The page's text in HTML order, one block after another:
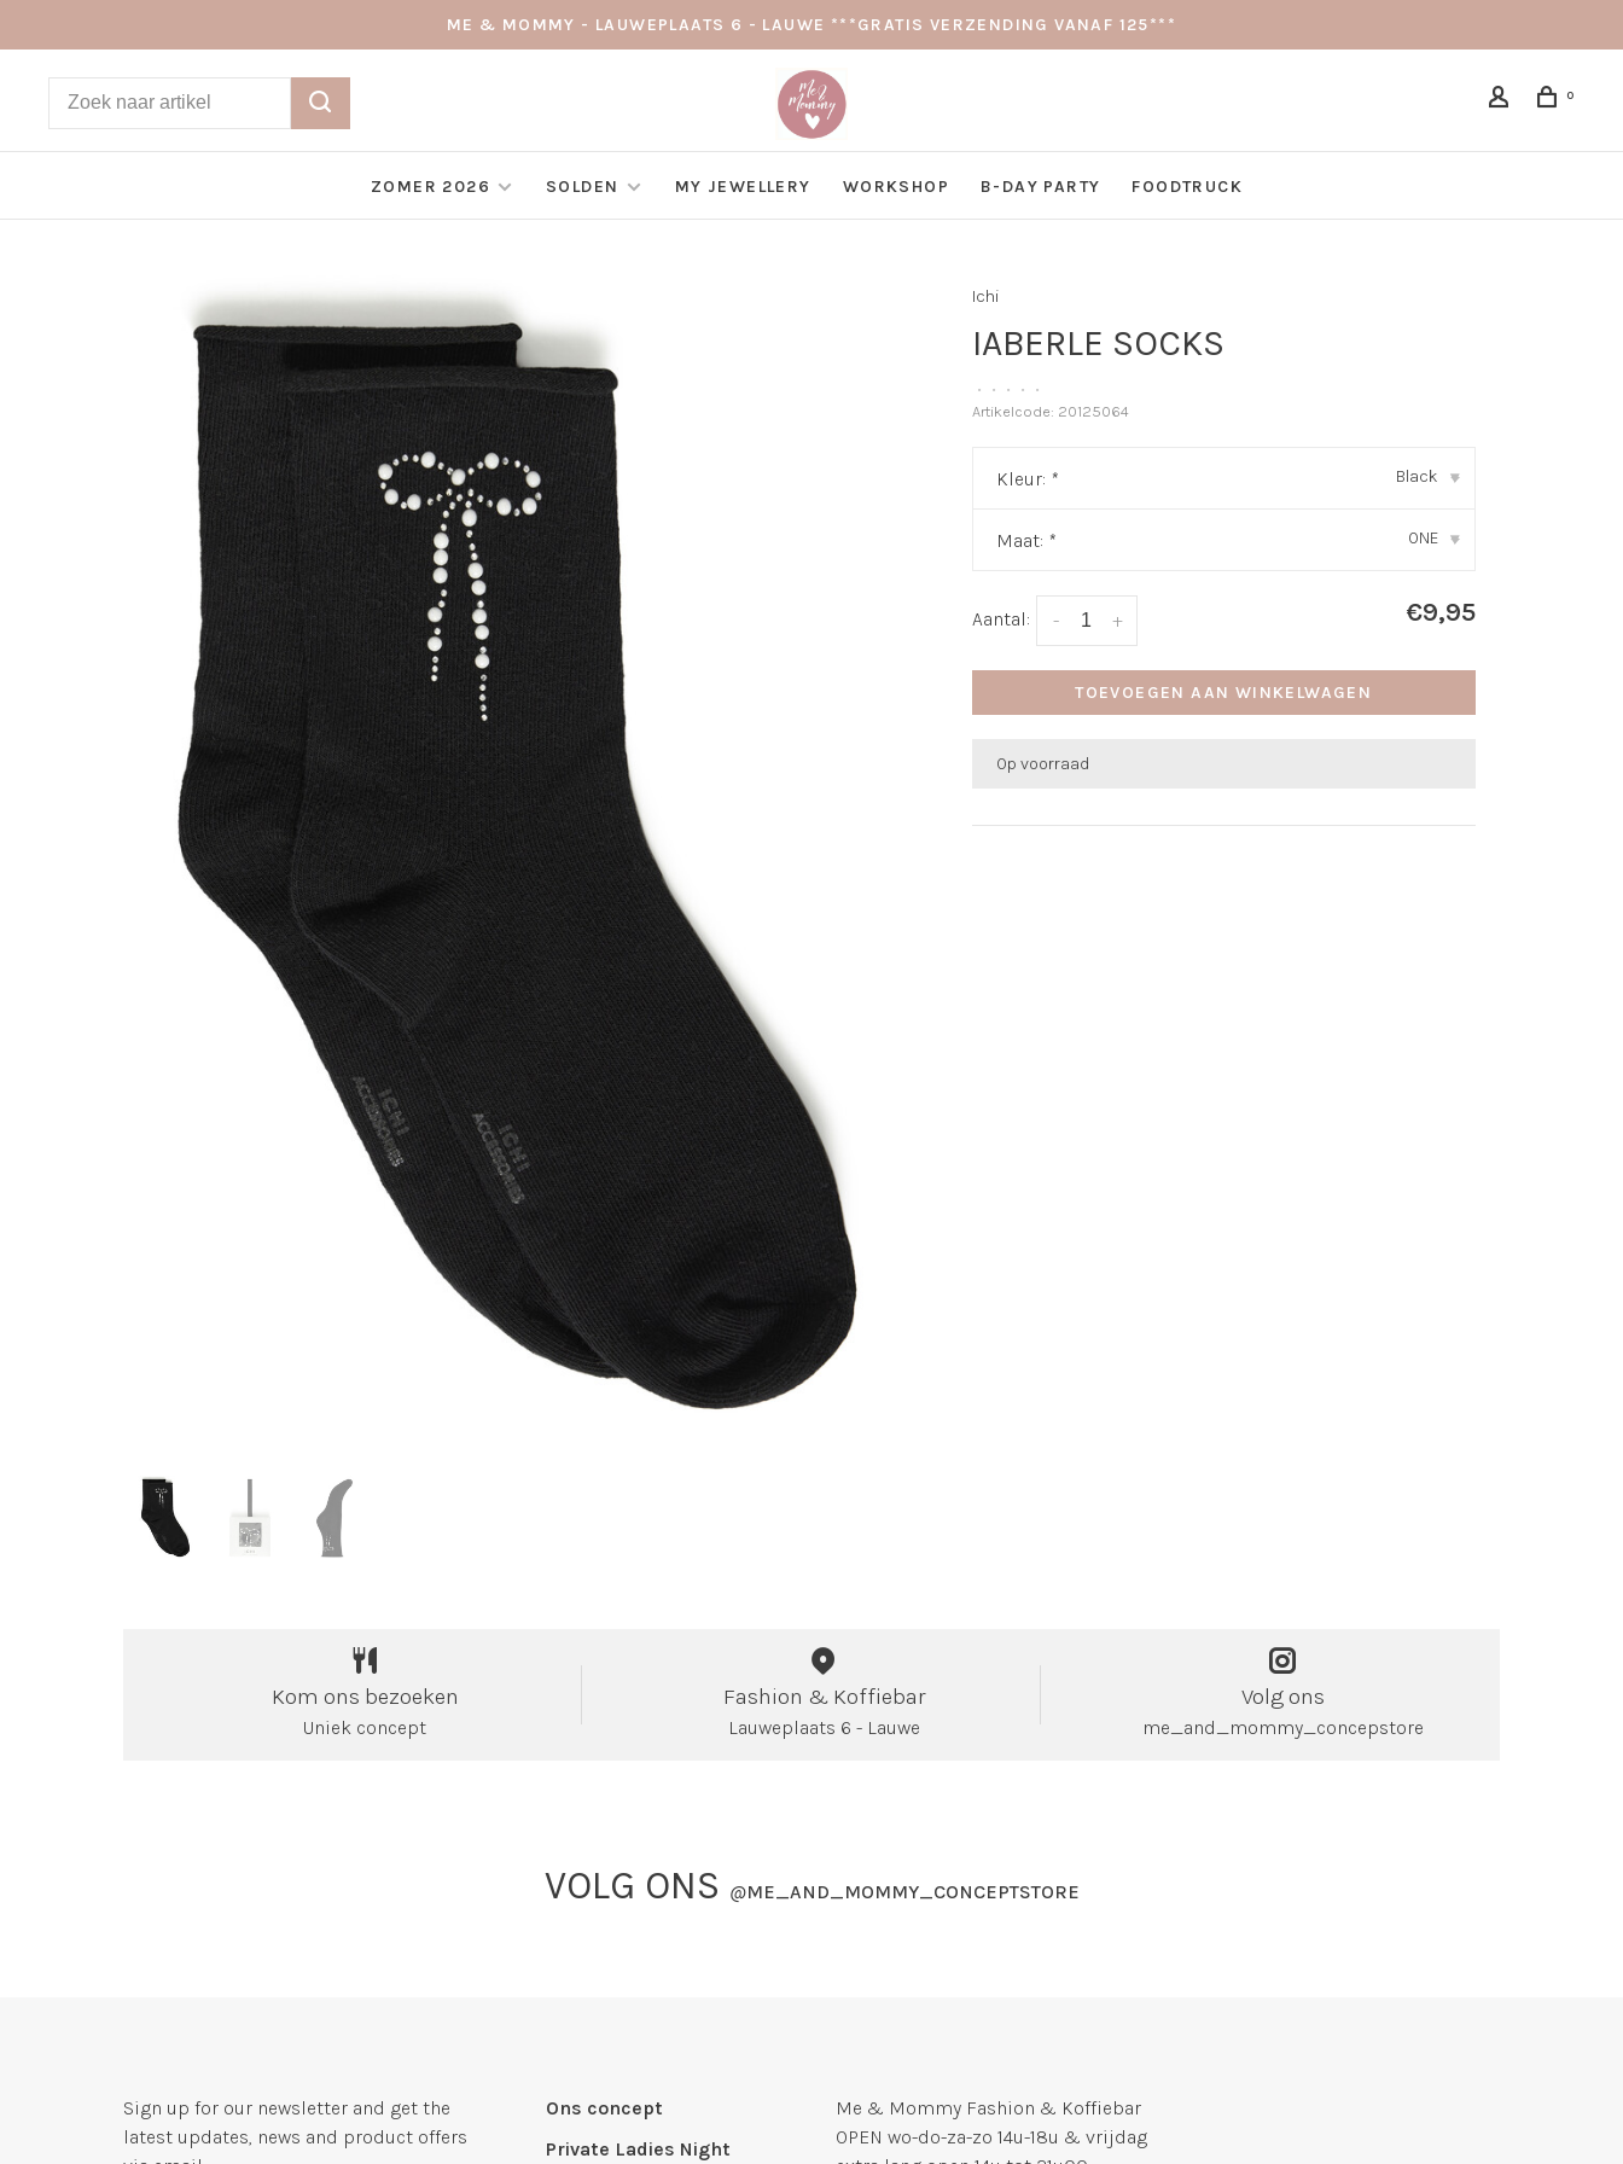
ME & MOMMY - LAUWEPLAATS 6 - LAUWE ***GRATIS VERZENDING VANAF 125***
0
ZOMER 2026 SOLDEN MY JEWELLERY WORKSHOP B-DAY PARTY FOODTRUCK
Ichi
IABERLE SOCKS
• • • •
•
Artikelcode: 20125064
Kleur: * Black ▾
Maat: * ONE ▾
Aantal: +
- €9,95
TOEVOEGEN AAN WINKELWAGEN
Op voorraad
Kom ons bezoeken
Uniek concept
Fashion & Koffiebar
Lauweplaats 6 - Lauwe
Volg ons
me_and_mommy_concepstore
VOLG ONS @ME_AND_MOMMY_CONCEPTSTORE
Sign up for our newsletter and get the
latest updates, news and product offers
Ons concept
Private Ladies Night
Me & Mommy Fashion & Koffiebar
OPEN wo-do-za-zo 14u-18u & vrijdag